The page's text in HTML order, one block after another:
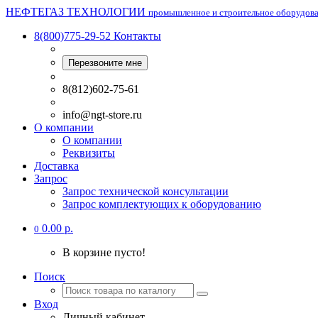
НЕФТЕГАЗ ТЕХНОЛОГИИ промышленное и строительное
8(800)775-29-52 Контакты
Перезвоните мне
8(812)602-75-61
info@ngt-store.ru
О компании
О компании
Реквизиты
Доставка
Запрос
Запрос технической консультации
Запрос комплектующих к оборудованию
0 0.00 р.
В корзине пусто!
Поиск
Вход